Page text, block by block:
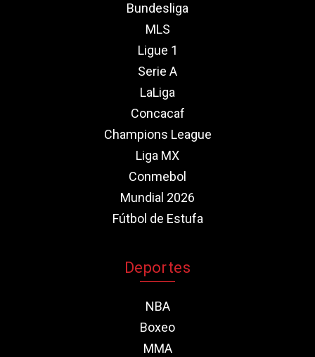
Bundesliga
MLS
Ligue 1
Serie A
LaLiga
Concacaf
Champions League
Liga MX
Conmebol
Mundial 2026
Fútbol de Estufa
Deportes
NBA
Boxeo
MMA